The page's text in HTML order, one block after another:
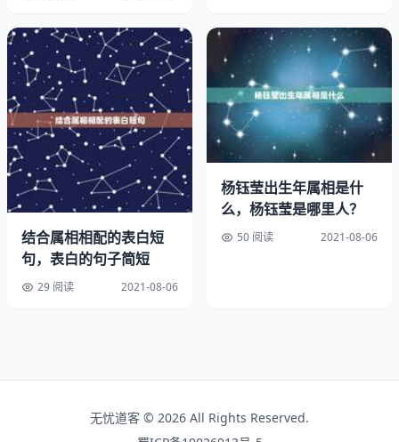
应速度上会不如其他人，而属猴的男性一般情况下思维都是
比较机敏的，尤其反应速度是比较快，两人结合在一起，可
以起到互相弥补缺点的作用，因此我觉得这两人在一起也是
比较合适的。
3、属鼠
属鼠的男生具有勇往直前，做事坚决果断的性格，这一点很
大程度上也比较合属龙女生的性格，所以两人在一起会有很
大程度相同的价值观，可以互相鼓励，共同进步，而且很少
会产生摩擦的状态，因此两人在一起可以说比较般配。
配。辰龙与卯兔又有相害的成分，故也不宜找属兔的，此乃
中下等婚配。有时也讲辰辰自刑，故也要注意避免同属相
结合属相相配的表白短
句，表白的句子简短
29 阅读 2021-08-06
杨钰莹出生年属相是什
么，杨钰莹是哪里人？
50 阅读 2021-08-06
无忧道客 © 2026 All Rights Reserved.